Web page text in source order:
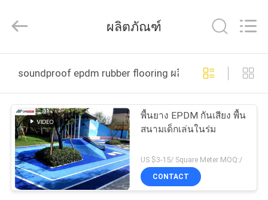
บ้าน
สินค้า
เกี่ยว
กับ
Materials
All
ผลิตภัณฑ์
soundproof epdm rubber flooring ผลิตออนไลน์
พื้นยาง EPDM กันเสียง พื้น
สนามเด็กเล่นในร่ม
US $3-15/ Square Meter MOQ:/
CONTACT